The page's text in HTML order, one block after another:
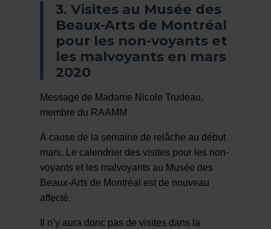
3. Visites au Musée des
Beaux-Arts de Montréal
pour les non-voyants et
les malvoyants en mars
2020
Message de Madame Nicole Trudeau,
membre du RAAMM
À cause de la semaine de relâche au début
mars, Le calendrier des visites pour les non-
voyants et les malvoyants au Musée des
Beaux-Arts de Montréal est de nouveau
affecté.
Il n’y aura donc pas de visites dans la